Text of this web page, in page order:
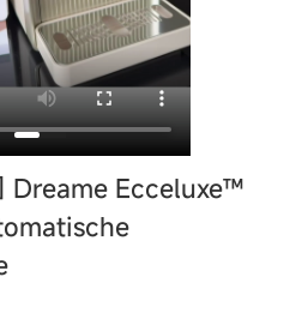
Dreame Ecceluxe™